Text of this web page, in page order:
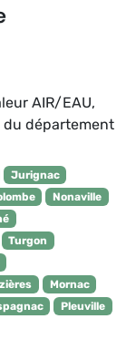
AIR/EAU,
département
Jurignac
Nonaville
Turgon
Mornac
Pleuville